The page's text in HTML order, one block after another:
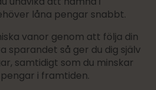
låna pengar snabbt.
vanor genom att följa din
sparandet så ger du dig själv
samtidigt som du minskar
i framtiden.